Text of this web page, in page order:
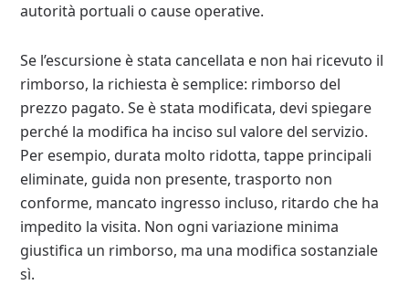
autorità portuali o cause operative.
Se l’escursione è stata cancellata e non hai ricevuto il
rimborso, la richiesta è semplice: rimborso del
prezzo pagato. Se è stata modificata, devi spiegare
perché la modifica ha inciso sul valore del servizio.
Per esempio, durata molto ridotta, tappe principali
eliminate, guida non presente, trasporto non
conforme, mancato ingresso incluso, ritardo che ha
impedito la visita. Non ogni variazione minima
giustifica un rimborso, ma una modifica sostanziale
sì.